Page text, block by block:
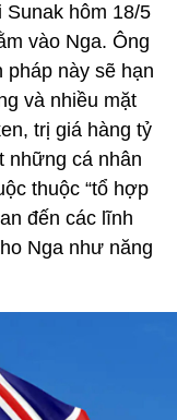
Sunak hôm 18/5
vào Nga. Ông
pháp này sẽ hạn
và nhiều mặt
trị giá hàng tỷ
những cá nhân
thuộc “tổ hợp
đến các lĩnh
Nga như năng